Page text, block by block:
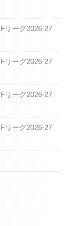
リーグ2026-27
リーグ2026-27
リーグ2026-27
リーグ2026-27